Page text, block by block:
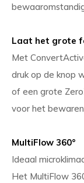
Laat het grote
Met
druk op de knop
of een grote
voor het bewaren
MultiFlow 360°
Ideaal
Het MultiFlow